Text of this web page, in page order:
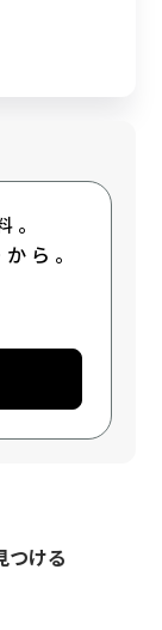
。
ら。
つける